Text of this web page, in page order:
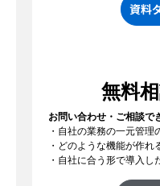
資料
無料
お問い合わせ・ご相談で
・自社の業務の一元管
・どのような機能が作れ
・自社に合う形で導入